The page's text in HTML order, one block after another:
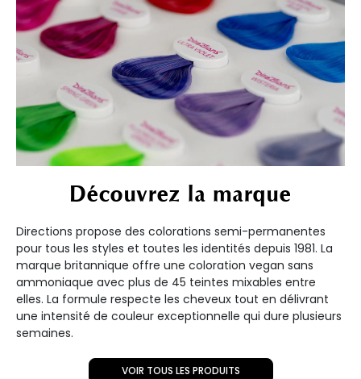
Découvrez la marque
Directions propose des colorations semi-permanentes
pour tous les styles et toutes les identités depuis 1981. La
marque britannique offre une coloration vegan sans
ammoniaque avec plus de 45 teintes mixables entre
elles. La formule respecte les cheveux tout en délivrant
une intensité de couleur exceptionnelle qui dure plusieurs
semaines.
VOIR TOUS LES PRODUITS